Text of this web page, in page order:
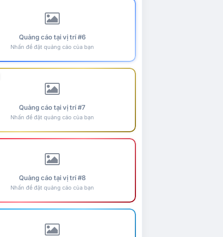
Quảng cáo tại vị trí #6
Nhấn để đặt quảng cáo của bạn
Quảng cáo tại vị trí #7
Nhấn để đặt quảng cáo của bạn
Quảng cáo tại vị trí #8
Nhấn để đặt quảng cáo của bạn